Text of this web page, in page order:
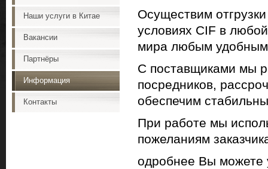
Наши услуги в Китае
Вакансии
Партнёры
Информация
Контакты
Осуществим
условиях CIF в
мира любым удобным
С поставщиками мы
посредников,
обеспечим
При работе мы
пожеланиям
одробнее Вы можете